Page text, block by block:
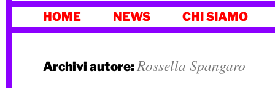
AL
HOME NEWS CHI SIAMO
Archivi autore: Rossella Spangaro